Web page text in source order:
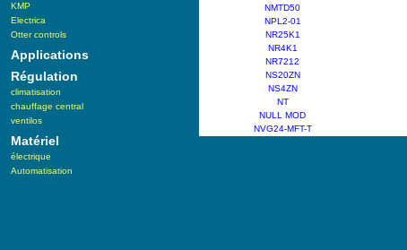
KMP
Electrica
Otter controls
Applications
Régulation
climatisation
chauffage central
ventilos
Matériel
électrique
Automatisation
NMTD50
NPL2-01
NR25K1
NR4K1
NR7212
NS20ZN
NS4ZN
NT
NULL MOD
NVG24-MFT-T